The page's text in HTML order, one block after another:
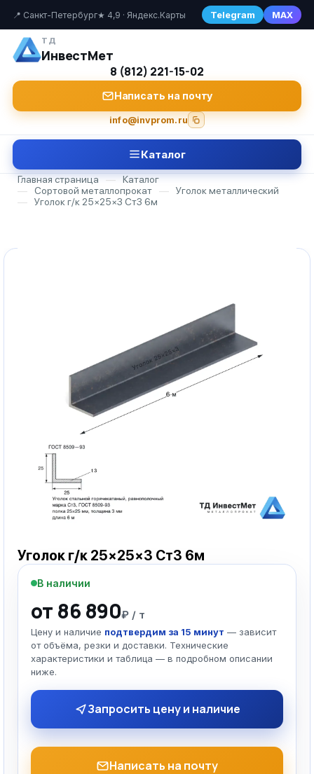
📍 Санкт-Петербург★ 4,9 · Яндекс.Карты Telegram MAX
ТД
ИнвестМет
8 (812) 221-15-02
Написать на почту
info@invprom.ru
Каталог
Главная страница —
Каталог
—
Сортовой металлопрокат —
Уголок металлический
—
Уголок г/к 25×25×3 Ст3 6м
Уголок г/к 25×25×3 Ст3 6м
В наличии
от 86 890₽ / т
Цену и наличие подтвердим за 15 минут — зависит
от объёма, резки и доставки. Технические
характеристики и таблица — в подробном описании
ниже.
Запросить цену и наличие
Написать на почту